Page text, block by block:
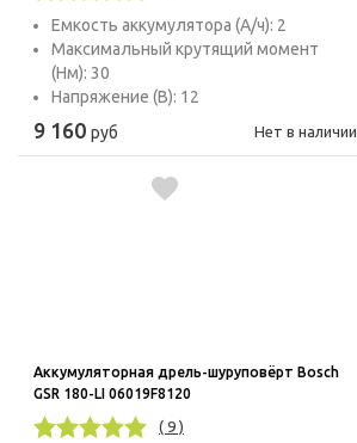
Емкость аккумулятора (А/ч): 2
Максимальный крутящий момент
(Нм): 30
Напряжение (В): 12
9 160 руб Нет в наличии
Аккумуляторная дрель-шуруповёрт Bosch
GSR 180-LI 06019F8120
( 9 )